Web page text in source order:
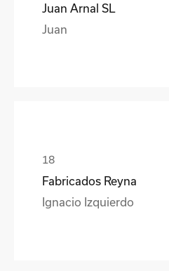
Juan Arnal SL
Juan
Fabricados Reyna
Ignacio Izquierdo